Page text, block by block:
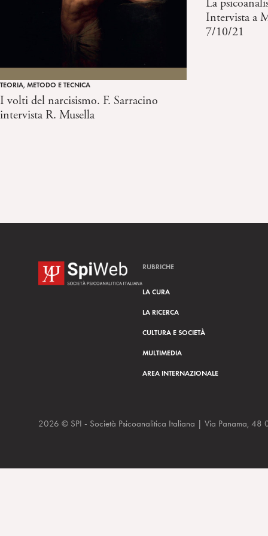
TEORIA, METODO E TECNICA
I volti del narcisismo. F. Sarracino
intervista R. Musella
La
Intervista a
7/10/21
RUBRICHE
LA CURA
LA RICERCA
CULTURA E SOCIETÀ
MULTIMEDIA
AREA INTERNAZIONALE
2026 © SPI - Società Psicoanalitica Italiana | Via Panama,